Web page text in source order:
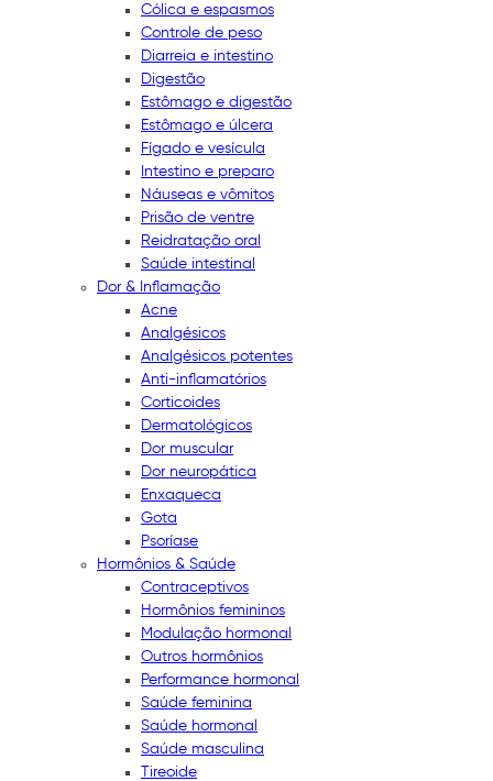
Cólica e espasmos
Controle de peso
Diarreia e intestino
Digestão
Estômago e digestão
Estômago e úlcera
Fígado e vesícula
Intestino e preparo
Náuseas e vômitos
Prisão de ventre
Reidratação oral
Saúde intestinal
Dor & Inflamação
Acne
Analgésicos
Analgésicos potentes
Anti-inflamatórios
Corticoides
Dermatológicos
Dor muscular
Dor neuropática
Enxaqueca
Gota
Psoríase
Hormônios & Saúde
Contraceptivos
Hormônios femininos
Modulação hormonal
Outros hormônios
Performance hormonal
Saúde feminina
Saúde hormonal
Saúde masculina
Tireoide